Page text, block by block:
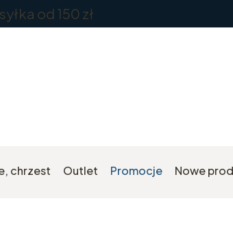
od 150 zł
chrzest Outlet Promocje Nowe